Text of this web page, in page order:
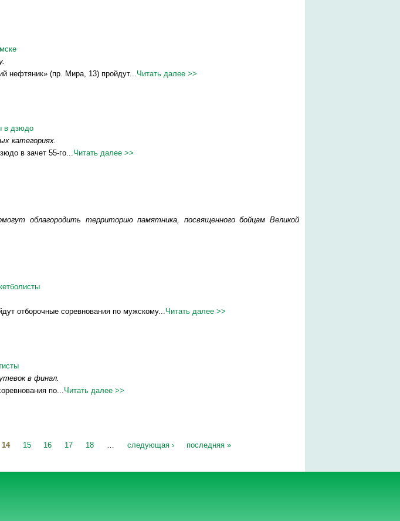
нефтяник» (пр. Мира, 13) пройдут...Читать далее >>
в дзюдо
категориях.
в зачет 55-го...Читать далее >>
облагородить территорию памятника, посвященного бойцам Великой
отборочные соревнования по мужскому...Читать далее >>
в финал.
по...Читать далее >>
14 15 16 17 18 … следующая › последняя »